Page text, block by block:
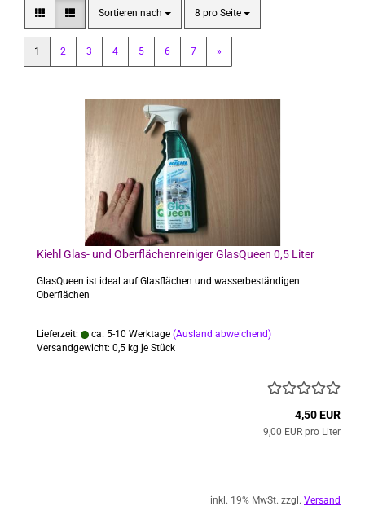
Sortieren nach
Sortieren nach 8 pro Seite
pro Seite
1 2 3 4 5 6 7 »
Kiehl Glas- und Oberflächenreiniger GlasQueen 0,5 Liter
GlasQueen ist ideal auf Glasflächen und wasserbeständigen
Oberflächen
Lieferzeit: ca. 5-10 Werktage (Ausland abweichend)
Versandgewicht: 0,5 kg je Stück
4,50 EUR
9,00 EUR pro Liter
inkl. 19% MwSt. zzgl. Versand